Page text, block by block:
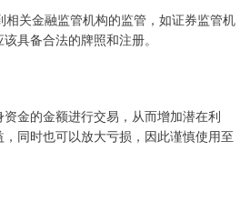
相关金融监管机构的监管，如证券监管机
具备合法的牌照和注册。
金的金额进行交易，从而增加潜在利
同时也可以放大亏损，因此谨慎使用至